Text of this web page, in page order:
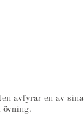
avfyrar en av sina
övning.